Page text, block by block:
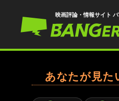
映画評論・情報サイト
あなたが見た